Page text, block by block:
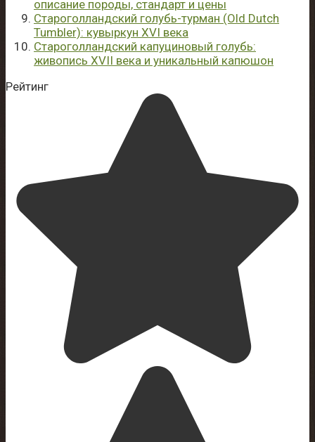
описание породы, стандарт и цены
Староголландский голубь-турман (Old Dutch
Tumbler): кувыркун XVI века
Староголландский капуциновый голубь:
живопись XVII века и уникальный капюшон
Рейтинг